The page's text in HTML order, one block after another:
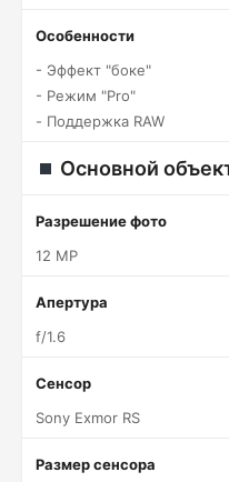
Особенности
- Эффект "боке"
- Режим "Pro"
- Поддержка RAW
Основной
Разрешение фото
12 MP
Апертура
f/1.6
Сенсор
Sony Exmor RS
Размер сенсора